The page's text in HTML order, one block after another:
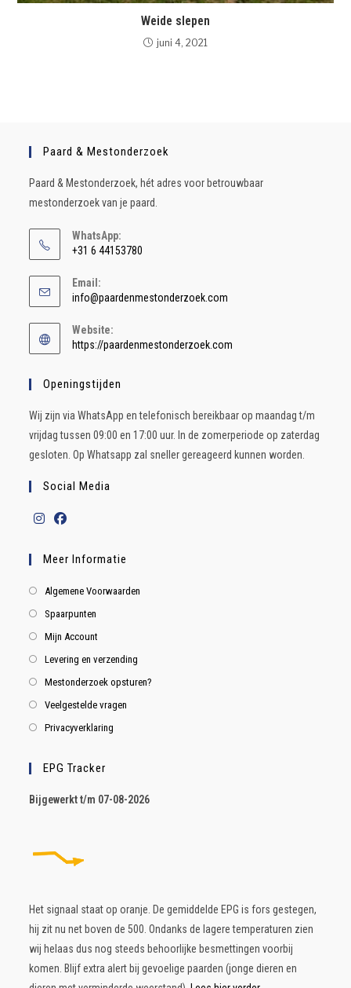
Weide slepen
juni 4, 2021
Paard & Mestonderzoek
Paard & Mestonderzoek, hét adres voor betrouwbaar
mestonderzoek van je paard.
WhatsApp:
+31 6 44153780
Email:
info@paardenmestonderzoek.com
Website:
https://paardenmestonderzoek.com
Openingstijden
Wij zijn via WhatsApp en telefonisch bereikbaar op maandag t/m
vrijdag tussen 09:00 en 17:00 uur. In de zomerperiode op zaterdag
gesloten. Op Whatsapp zal sneller gereageerd kunnen worden.
Social Media
Meer Informatie
Algemene Voorwaarden
Spaarpunten
Mijn Account
Levering en verzending
Mestonderzoek opsturen?
Veelgestelde vragen
Privacyverklaring
EPG Tracker
Bijgewerkt t/m 07-08-2026
Het signaal staat op oranje. De gemiddelde EPG is fors gestegen,
hij zit nu net boven de 500. Ondanks de lagere temperaturen zien
wij helaas dus nog steeds behoorlijke besmettingen voorbij
komen. Blijf extra alert bij gevoelige paarden (jonge dieren en